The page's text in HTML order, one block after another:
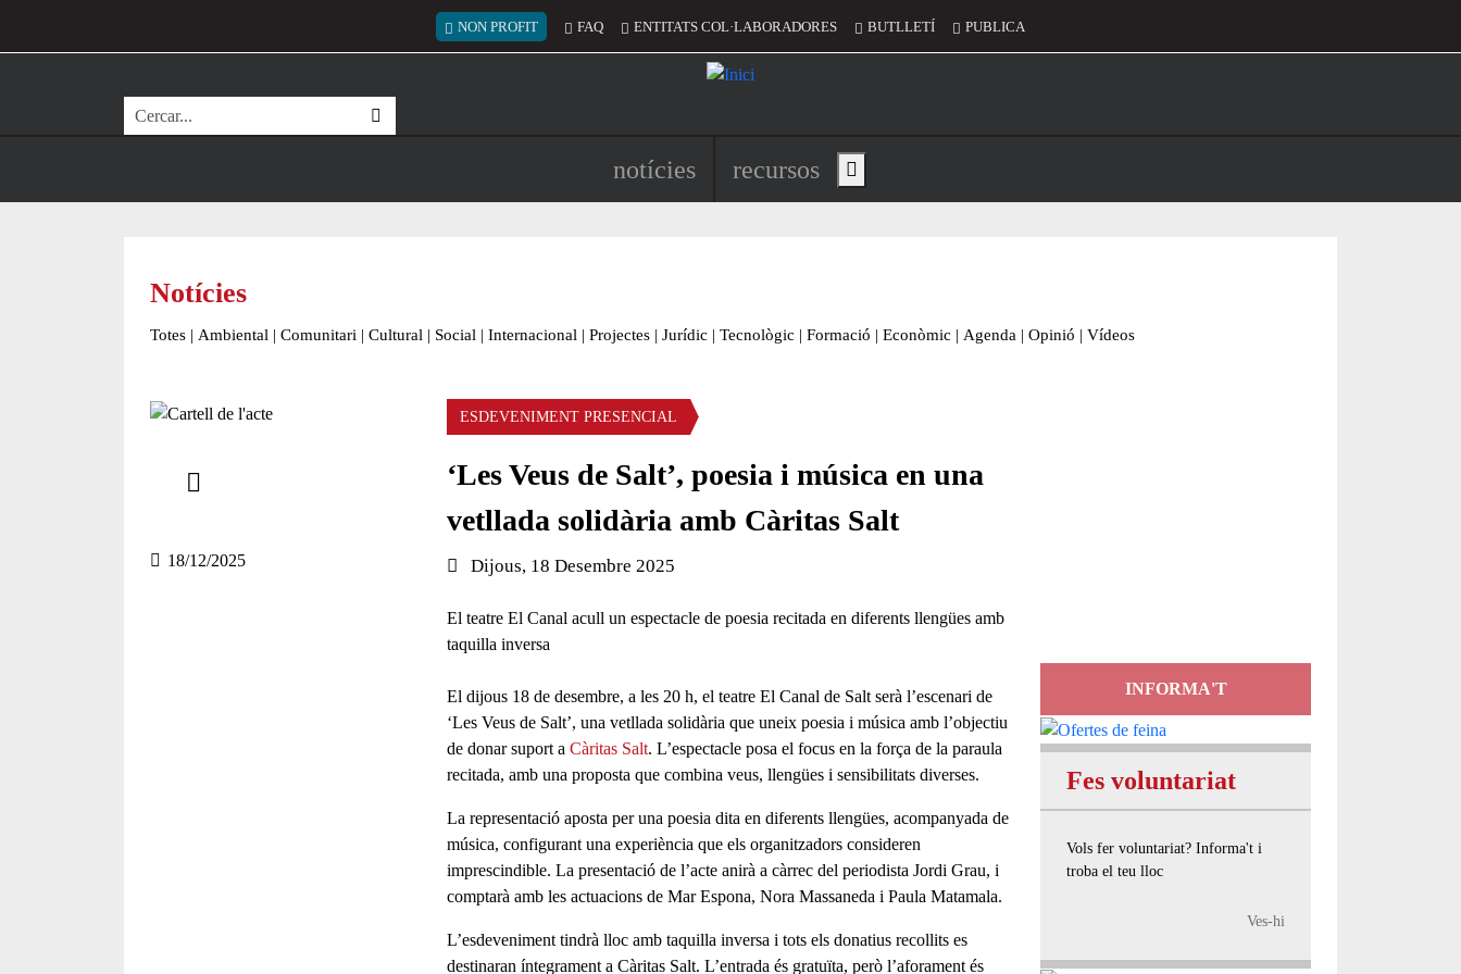
Menú del compte d'usuari
NON PROFIT FAQ ENTITATS COL·LABORADORES BUTLLETÍ PUBLICA
Cerca
Navegació principal de l'encapçalament
notícies recursos Show main menu
Notícies
Totes | Ambiental | Comunitari | Cultural | Social | Internacional | Projectes | Jurídic | Tecnològic | Formació | Econòmic | Agenda | Opinió | Vídeos
18/12/2025
ESDEVENIMENT PRESENCIAL
‘Les Veus de Salt’, poesia i música en una
vetllada solidària amb Càritas Salt
Data de l'esdeveniment:
Dijous, 18 Desembre 2025
El teatre El Canal acull un espectacle de poesia recitada en diferents llengües amb
taquilla inversa
El dijous 18 de desembre, a les 20 h, el teatre El Canal de Saltserà l’escenari de
‘Les Veus de Salt’, una vetllada solidària que uneix poesia i música amb l’objectiu
de donar suport a Càritas Salt. L’espectacle posa el focus en la força de la paraula
recitada, amb una proposta que combina veus, llengües i sensibilitats diverses.
La representació aposta per una poesia dita en diferents llengües, acompanyada de
música, configurant una experiència que els organitzadors consideren
imprescindible. La presentació de l’acte anirà a càrrec del periodista Jordi Grau, i
comptarà amb les actuacions de Mar Espona, Nora Massaneda i Paula Matamala.
L’esdeveniment tindrà lloc amb taquilla inversa i tots els donatius recollits es
destinaran íntegrament a Càritas Salt. L’entrada és gratuïta, però l’aforament és
INFORMA'T
Fes voluntariat
Vols fer voluntariat? Informa't i
troba el teu lloc
Ves-hi